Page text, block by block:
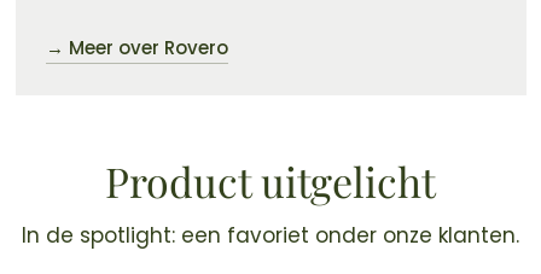
→ Meer over Rovero
Product uitgelicht
In de spotlight: een favoriet onder onze klanten.